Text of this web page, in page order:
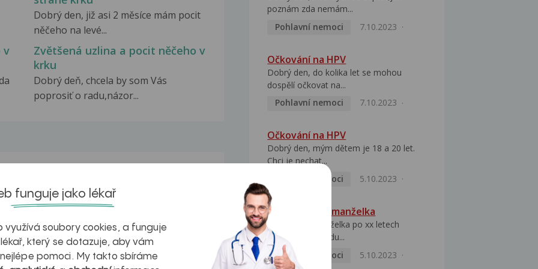
Dobrý den, již asi 2 měsíce mám pocit
něčeho na levé...
v
Zvětšená uzlina a pocit něčeho v
krku
Dobrý deň, chcela by som Vás
poprosiť o radu,názor...
poznám zda nemám...
Pohlavní nemoci
7.10.2023
Očkování na HPV
Dobrý den, do kolika let se mohou
dospělí očkovat na...
Pohlavní nemoci
7.10.2023
Očkování na HPV
Dobrý den, mým dětem je 18 a 20 let.
Chci je nechat...
Pohlavní nemoci
5.10.2023
HPV pozitivní manželka
Dobrý den, manželka po xx letech
přivezla z Východu...
Pohlavní nemoci
5.10.2023
funguje jako lékař
využívá soubory cookies, a funguje
který se dotazuje, aby vám
pomoci. My takto sbíráme